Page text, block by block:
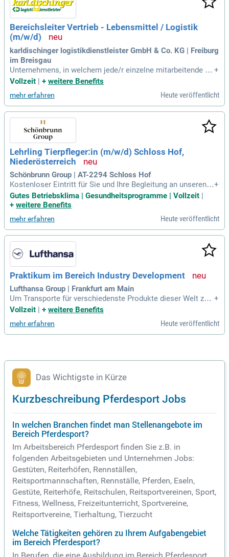
Bereichsleiter Vertrieb - Lebensmittel / Logistik
(m/w/d)
karldischinger logistikdienstleister GmbH & Co. KG | Freiburg
im Breisgau
Unternehmens, in welchem jede/r einzelne mitarbeitende wi
chtig ist, zeichnet die kd-gruppe aus. die erste urkundliche e
im jahr 1879 gründete karl-hermann dischinger den logistikd
ienstleister als pferdetransportunternehmen
+
Vollzeit | + weitere Benefits
mehr erfahren Heute veröffentlicht
Lehrling Tierpfleger:in (m/w/d) Schloss Hof,
Niederösterreich
Schönbrunn Group | AT-2294 Schloss Hof
Kostenloser Eintritt für Sie und Ihre Begleitung an unseren S
tandorten; Mittagessenszuschuss von 5 Euro pro Arbeitsta
g; Ermäßigungen in Partnerbetrieben; betriebliche Gesundhei
atung); regelmäßige
+
Gutes Betriebsklima | Gesundheitsprogramme | Vollzeit |
+ weitere Benefits
mehr erfahren Heute veröffentlicht
Praktikum im Bereich Industry Development
Lufthansa Group | Frankfurt am Main
Um Transporte für verschiedenste Produkte dieser Welt zus
ammen mit unseren Kund:innen reibungslos darzustellen, is
olg weiter auszubauen?
+
Vollzeit
+ weitere Benefits
mehr erfahren Heute veröffentlicht
Das Wichtigste in Kürze
Kurzbeschreibung Pferdesport Jobs
In welchen Branchen findet man Stellenangebote im
Bereich Pferdesport?
Im Arbeitsbereich Pferdesport finden Sie z.B. in
folgenden Arbeitsgebieten und Unternehmen Jobs:
Gestüten, Reiterhöfen, Rennställen,
Reitsportmannschaften, Rennställe, Pferden, Eseln,
Gestüte, Reiterhöfe, Reitschulen, Reitsportvereinen, Sport,
Fitness, Wellness, Freizeitunterricht, Sportvereine,
Reitsportvereine, Tierhaltung, Tierzucht
Welche Tätigkeiten gehören zu Ihrem Aufgabengebiet
im Bereich Pferdesport?